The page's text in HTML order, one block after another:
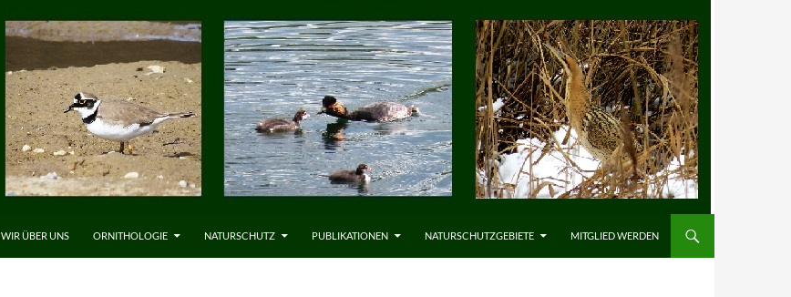
WIR ÜBER UNS ORNITHOLOGIE NATURSCHUTZ PUBLIKATIONEN NATURSCHUTZGEBIETE MITGLIED WERDEN